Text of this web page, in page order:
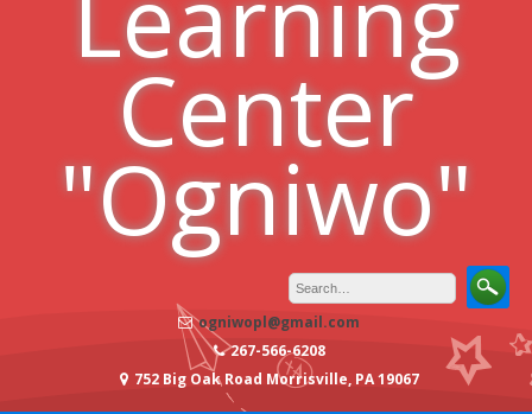
Center
"Ogniwo"
ogniwopl@gmail.com
267-566-6208
752 Big Oak Road Morrisville, PA 19067